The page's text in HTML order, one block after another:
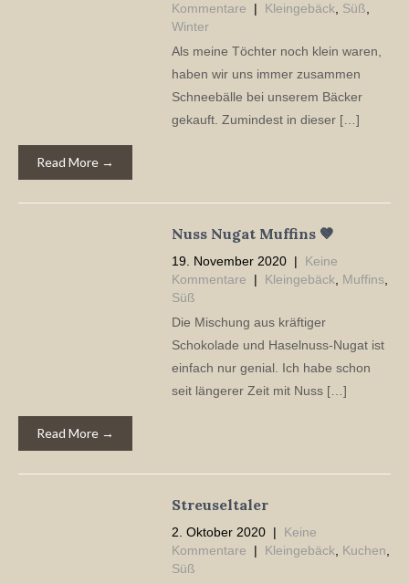
Kommentare
| Kleingebäck, Süß
Winter
Als meine Töchter noch klein waren,
haben wir uns immer zusammen
Schneebälle bei unserem Bäcker
gekauft. Zumindest in dieser […]
Read More →
Nuss Nugat Muffins 🤎
19. November 2020 | Keine
Kommentare
| Kleingebäck, Muffins,
Süß
Die Mischung aus kräftiger
Schokolade und Haselnuss-Nugat ist
einfach nur genial. Ich habe schon
seit längerer Zeit mit Nuss […]
Read More →
Streuseltaler
2. Oktober 2020 | Keine
Kommentare
| Kleingebäck, Kuchen
Süß